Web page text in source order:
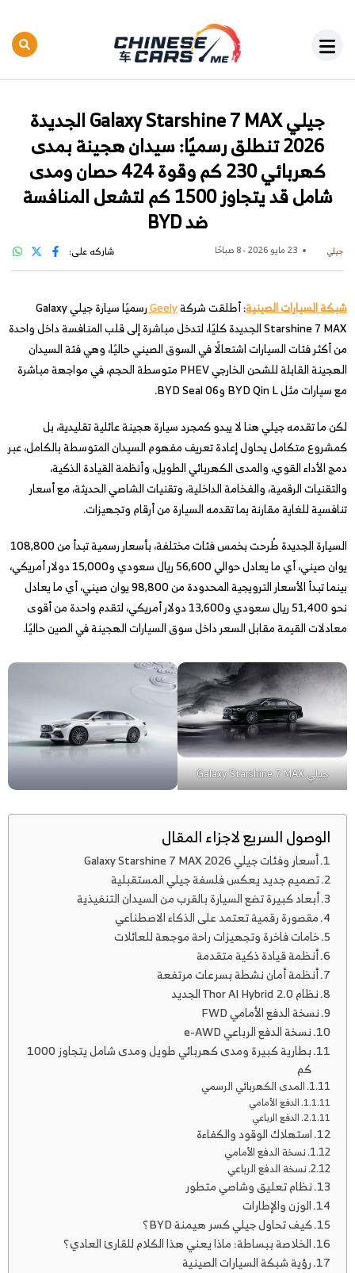
جيلي Galaxy Starshine 7 MAX الجديدة
2026 تنطلق رسميًا: سيدان هجينة بمدى
كهربائي 230 كم وقوة 424 حصان ومدى
شامل قد يتجاوز 1500 كم لتشعل المنافسة
ضد BYD
جيلي 23 مايو 2026 - 8 صباحًا شاركه على:
شبكة السيارات الصينية: أطلقت شركةGeely
رسميًا سيارة جيلي Galaxy
Starshine 7 MAX الجديدة كليًا، لتدخل مباشرة إلى قلب المنافسة داخل واحدة
من أكثر فئات السيارات اشتعالًا في السوق الصيني حاليًا، وهي فئة السيدان
الهجينة القابلة للشحن الخارجي PHEV متوسطة الحجم، في مواجهة مباشرة
مع سيارات مثل BYD Qin L وBYD Seal 06.
لكن ما تقدمه جيلي هنا لا يبدو كمجرد سيارة هجينة عائلية تقليدية، بل
كمشروع متكامل يحاول إعادة تعريف مفهوم السيدان المتوسطة بالكامل، عبر
دمج الأداء القوي، والمدى الكهربائي الطويل، وأنظمة القيادة الذكية،
والتقنيات الرقمية، والفخامة الداخلية، وتقنيات الشاصي الحديثة، مع أسعار
تنافسية للغاية مقارنة بما تقدمه السيارة من أرقام وتجهيزات.
السيارة الجديدة طُرحت بخمس فئات مختلفة، بأسعار رسمية تبدأ من 108,800
يوان صيني، أي ما يعادل حوالي 56,600 ريال سعودي و15,000 دولار أمريكي،
بينما تبدأ الأسعار الترويجية المحدودة من 98,800 يوان صيني، أي ما يعادل
نحو 51,400 ريال سعودي و13,600 دولار أمريكي، لتقدم واحدة من أقوى
معادلات القيمة مقابل السعر داخل سوق السيارات الهجينة في الصين حاليًا.
جيلي Galaxy Starshine 7 MAX
الوصول السريع لاجزاء المقال
أسعار وفئات جيلي Galaxy Starshine 7 MAX 2026
تصميم جديد يعكس فلسفة جيلي المستقبلية
أبعاد كبيرة تضع السيارة بالقرب من السيدان التنفيذية
مقصورة رقمية تعتمد على الذكاء الاصطناعي
خامات فاخرة وتجهيزات راحة موجهة للعائلات
أنظمة قيادة ذكية متقدمة
أنظمة أمان نشطة بسرعات مرتفعة
نظام Thor AI Hybrid 2.0 الجديد
نسخة الدفع الأمامي FWD
نسخة الدفع الرباعي e-AWD
بطارية كبيرة ومدى كهربائي طويل ومدى شامل يتجاوز 1000
كم
المدى الكهربائي الرسمي
الدفع الأمامي
الدفع الرباعي
استهلاك الوقود والكفاءة
نسخة الدفع الأمامي
نسخة الدفع الرباعي
نظام تعليق وشاصي متطور
الوزن والإطارات
كيف تحاول جيلي كسر هيمنة BYD؟
الخلاصة ببساطة: ماذا يعني هذا الكلام للقارئ العادي؟
رؤية شبكة السيارات الصينية